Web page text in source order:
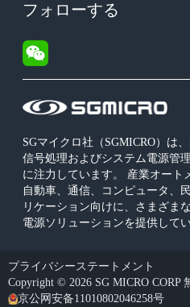
SGマイクロ社（SGMICRO）は
信号処理およびシステム電源管
に注力しています。 産業オート
自動車、通信、コンピュータ、
リケーション向けに、さまざま
電源ソリューションを提供してい
フォローする
プライバシーステートメント
Copyright © 2026 SG MICRO CORP
京公网安备11010802046258号